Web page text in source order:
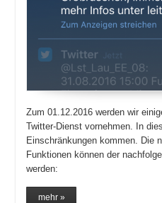
Zum 01.12.2016 werden wir
Twitter-Dienst vornehmen. In
Einschränkungen kommen. Die
Funktionen können der
werden:
mehr »